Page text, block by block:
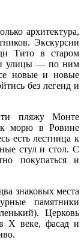
архитектура,
Экскурсии
Тито в старом
и улицы — по ним
новые и новые
без легенд и
пляжу Монте
к морю в Ровине
есть лестница к
стул и стол. С
покупаться и
знаковых места
памятники
Церковь
Х веке, фасад и